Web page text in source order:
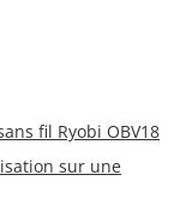
fil Ryobi OBV18
sur une